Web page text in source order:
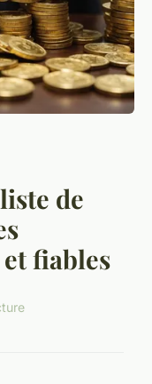
de
fiables